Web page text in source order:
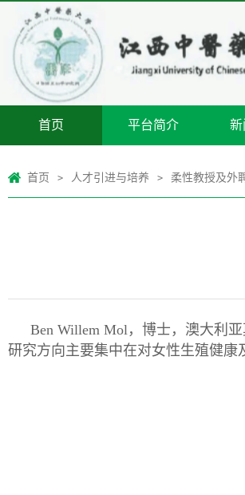
首页 平台简介 新
首页 > 人才引进与培养 > 柔性教授及外
Ben Willem Mol，博士，澳大利
研究方向主要集中在对女性生殖健